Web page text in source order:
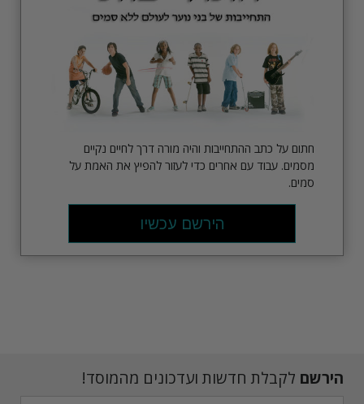
חתום על כתב ההתחייבות והיה מורה דרך לחיים נקיים
מסמים. עבוד עם אחרים כדי לעזור להפיץ את האמת על
סמים.
הירשם עכשיו
הירשם לקבלת חדשות ועדכונים מהמוסד!